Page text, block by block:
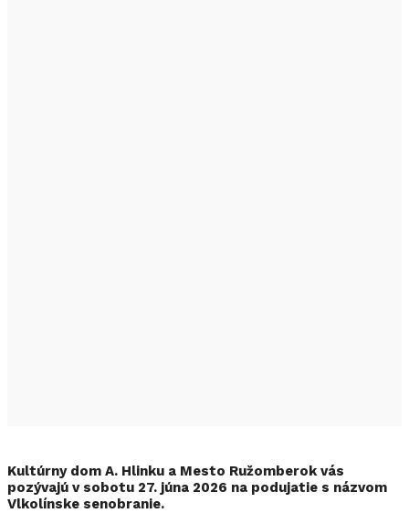
Kultúrny dom A. Hlinku a Mesto Ružomberok vás
pozývajú v sobotu 27. júna 2026 na podujatie s názvom
Vlkolínske senobranie.